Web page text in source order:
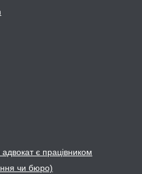
є працівником
чи бюро)